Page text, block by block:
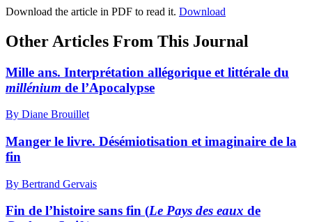
Download the article in PDF to read it. Download
Other Articles From This Journal
Mille ans. Interprétation allégorique et littérale du
millénium de l’Apocalypse
By Diane Brouillet
Manger le livre. Désémiotisation et imaginaire de la
fin
By Bertrand Gervais
Fin de l’histoire sans fin (Le Pays des eaux de